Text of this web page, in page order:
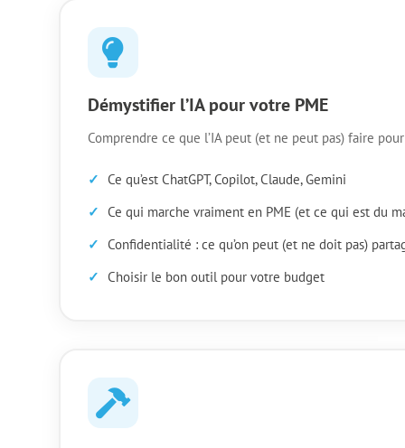
Démystifier l’IA pour votre PME
Comprendre ce que l’IA peut (et ne peut pas) faire
Ce qu’est ChatGPT, Copilot, Claude, Gemini
Ce qui marche vraiment en PME (et ce qui est du
Confidentialité : ce qu’on peut (et ne doit pas)
Choisir le bon outil pour votre budget